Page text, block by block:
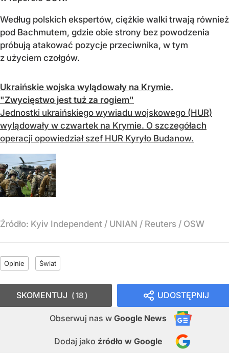
Według polskich ekspertów, ciężkie walki trwają również
pod Bachmutem, gdzie obie strony bez powodzenia
próbują atakować pozycje przeciwnika, w tym
z użyciem czołgów.
Ukraińskie wojska wylądowały na Krymie.
"Zwycięstwo jest tuż za rogiem"
Jednostki ukraińskiego wywiadu wojskowego (HUR)
wylądowały w czwartek na Krymie. O szczegółach
operacji opowiedział szef HUR Kyryło Budanow.
Źródło: Kyiv Independent / UNIAN / Reuters / OSW
Opinie Świat
UDOSTĘPNIJ
Obserwuj nas w Google News
Dodaj jako źródło w Google
SKOMENTUJ 18